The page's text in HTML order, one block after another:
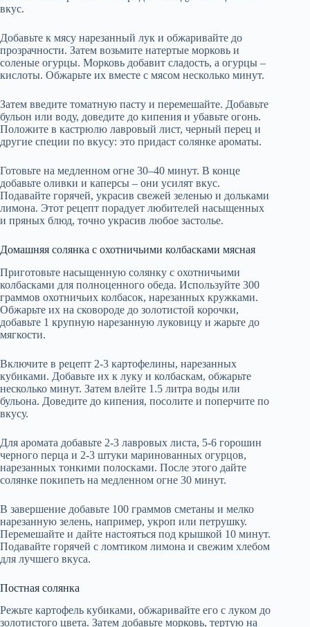
вкус.
Добавьте к мясу нарезанный лук и обжаривайте до
прозрачности. Затем возьмите натертые морковь и
соленые огурцы. Морковь добавит сладость, а огурцы –
кислоты. Обжарьте их вместе с мясом несколько минут.
Затем введите томатную пасту и перемешайте. Добавьте
бульон или воду, доведите до кипения и убавьте огонь.
Положите в кастрюлю лавровый лист, черный перец и
другие специи по вкусу: это придаст солянке ароматы.
Готовьте на медленном огне 30–40 минут. В конце
добавьте оливки и каперсы – они усилят вкус.
Подавайте горячей, украсив свежей зеленью и дольками
лимона. Этот рецепт порадует любителей насыщенных
и пряных блюд, точно украсив любое застолье.
Домашняя солянка с охотничьими колбасками мясная
Приготовьте насыщенную солянку с охотничьими
колбасками для полноценного обеда. Используйте 300
граммов охотничьих колбасок, нарезанных кружками.
Обжарьте их на сковороде до золотистой корочки,
добавьте 1 крупную нарезанную луковицу и жарьте до
мягкости.
Включите в рецепт 2-3 картофелины, нарезанных
кубиками. Добавьте их к луку и колбаскам, обжарьте
несколько минут. Затем влейте 1.5 литра воды или
бульона. Доведите до кипения, посолите и поперчите по
вкусу.
Для аромата добавьте 2-3 лавровых листа, 5-6 горошин
черного перца и 2-3 штуки маринованных огурцов,
нарезанных тонкими полосками. После этого дайте
солянке покипеть на медленном огне 30 минут.
В завершение добавьте 100 граммов сметаны и мелко
нарезанную зелень, например, укроп или петрушку.
Перемешайте и дайте настояться под крышкой 10 минут.
Подавайте горячей с ломтиком лимона и свежим хлебом
для лучшего вкуса.
Постная солянка
Режьте картофель кубиками, обжаривайте его с луком до
золотистого цвета. Затем добавьте морковь, тертую на